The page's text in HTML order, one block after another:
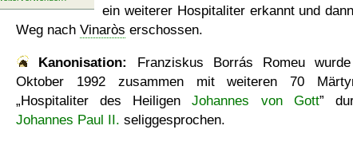
ein weiterer Hospitaliter erkannt und
Weg nach Vinaròs erschossen.
Kanonisation: Franziskus Borrás Romeu
Oktober 1992zusammen mit weiteren 70
Hospitaliter des HeiligenJohannes von Gott
Johannes Paul II. seliggesprochen.